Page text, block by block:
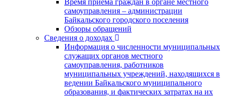
самоуправления – администрации
Байкальского городского поселения
Обзоры обращений
Сведения о доходах
Информация о численности муниципальных
служащих органов местного
самоуправления, работников
муниципальных учреждений, находящихся в
ведении Байкальского муниципального
образования, и фактических затратах на их